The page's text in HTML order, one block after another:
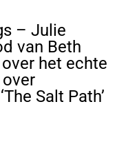
– Julie
van Beth
het echte
over
Salt Path’